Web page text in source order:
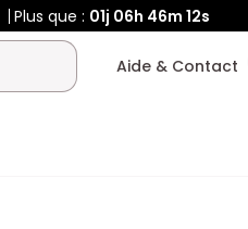
Plus que :01j 06h 46m 11s
Aide & Contact